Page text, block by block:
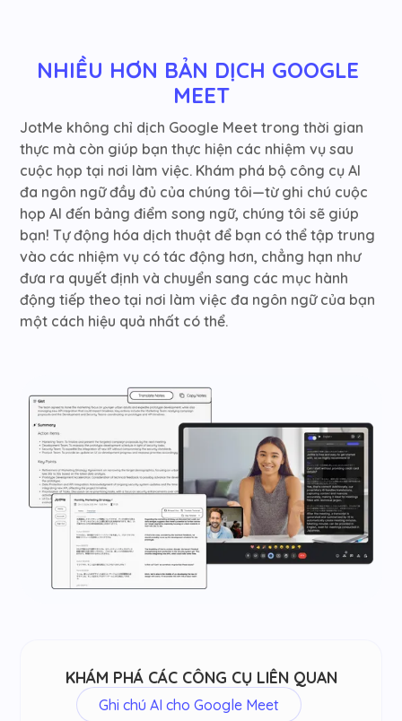
NHIỀU HƠN BẢN DỊCH GOOGLE
MEET
JotMe không chỉ dịch Google Meet trong thời gian
thực mà còn giúp bạn thực hiện các nhiệm vụ sau
cuộc họp tại nơi làm việc. Khám phá bộ công cụ AI
đa ngôn ngữ đầy đủ của chúng tôi—từ ghi chú cuộc
họp AI đến bảng điểm song ngữ, chúng tôi sẽ giúp
bạn! Tự động hóa dịch thuật để bạn có thể tập trung
vào các nhiệm vụ có tác động hơn, chẳng hạn như
đưa ra quyết định và chuyển sang các mục hành
động tiếp theo tại nơi làm việc đa ngôn ngữ của bạn
một cách hiệu quả nhất có thể.
KHÁM PHÁ CÁC CÔNG CỤ LIÊN QUAN
Ghi chú AI cho Google Meet